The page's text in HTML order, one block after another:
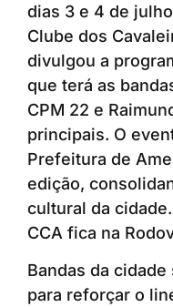
dias 3 e 4 de
Clube dos
divulgou a
que terá as
CPM 22 e
principais. O
Prefeitura de
edição,
cultural da
CCA fica na
Bandas da
para reforçar o